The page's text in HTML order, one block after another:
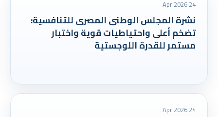
24 Apr 2026
نشرة المجلس الوطنى المصرى للتنافسية:
تضخم أعلى واحتياطيات قوية واختبار
مستمر للقدرة اللوجستية
24 Apr 2026